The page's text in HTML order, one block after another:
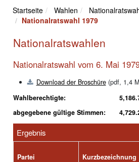
Startseite Wahlen
Nationalratswahl 1979
Nationalratswahlen
Nationalratswahl vom 6. Mai
Download der Broschüre(pdf, 1,4
Wahlberechtigte:
abgegebene gültige Stimmen:
Ergebnis
Partei Kurzbezeichnung